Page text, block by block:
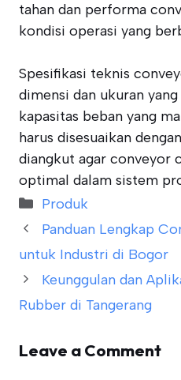
tahan dan performa
kondisi operasi yang
Spesifikasi teknis
dimensi dan ukuran
kapasitas beban yang
harus disesuaikan
diangkut agar conveyor
optimal dalam sistem
Categories
Produk
Panduan Lengkap
untuk Industri di Bogor
Keunggulan dan
Rubber di Tangerang
Leave a Comment